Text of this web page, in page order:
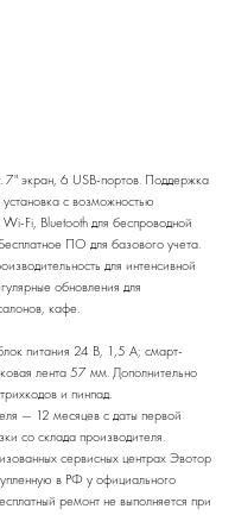
7" экран, 6 USB-портов. Поддержка
с возможностью
Fi, Bluetooth для беспроводной
ПО для базового учета.
для интенсивной
обновления для
кафе.
питания 24 В, 1,5 А; смарт-
лента 57 мм. Дополнительно
и пинпад.
— 12 месяцев с даты первой
со склада производителя.
сервисных центрах Эвотор
в РФ у официального
ремонт не выполняется при